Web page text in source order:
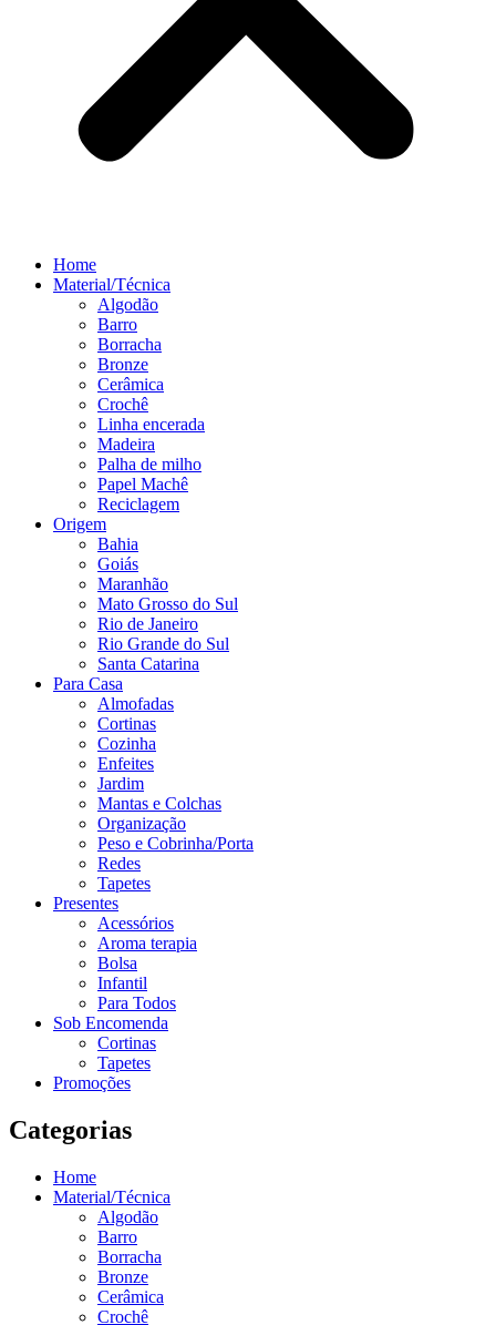
Home
Material/Técnica
Algodão
Barro
Borracha
Bronze
Cerâmica
Crochê
Linha encerada
Madeira
Palha de milho
Papel Machê
Reciclagem
Origem
Bahia
Goiás
Maranhão
Mato Grosso do Sul
Rio de Janeiro
Rio Grande do Sul
Santa Catarina
Para Casa
Almofadas
Cortinas
Cozinha
Enfeites
Jardim
Mantas e Colchas
Organização
Peso e Cobrinha/Porta
Redes
Tapetes
Presentes
Acessórios
Aroma terapia
Bolsa
Infantil
Para Todos
Sob Encomenda
Cortinas
Tapetes
Promoções
Categorias
Home
Material/Técnica
Algodão
Barro
Borracha
Bronze
Cerâmica
Crochê